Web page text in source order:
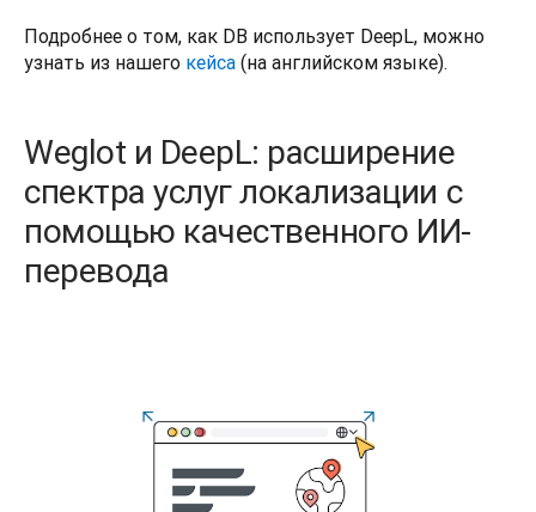
Подробнее о том, как DB использует DeepL, можно
узнать из нашего кейса (на английском языке).
Weglot и DeepL: расширение
спектра услуг локализации с
помощью качественного ИИ-
перевода